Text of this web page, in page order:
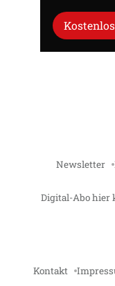
Newsletter
Digital-Abo hier
Kontakt